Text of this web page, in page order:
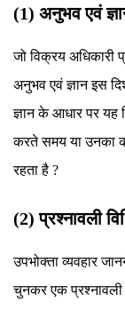
(1) अनुभव एवं
जो विक्रय अधिकारी
अनुभव एवं ज्ञान इस
ज्ञान के आधार पर यह
करते समय या उनका
रहता है ?
(2) प्रश्नावली
उपभोक्ता व्यवहार
चुनकर एक